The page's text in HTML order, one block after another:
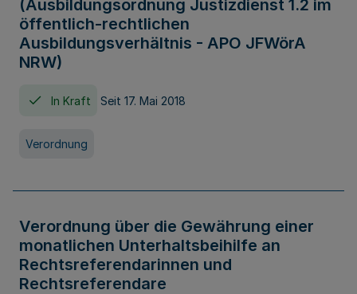
(Ausbildungsordnung Justizdienst 1.2 im
öffentlich-rechtlichen
Ausbildungsverhältnis - APO JFWörA
NRW)
In Kraft Seit 17. Mai 2018
Verordnung
Verordnung über die Gewährung einer
monatlichen Unterhaltsbeihilfe an
Rechtsreferendarinnen und
Rechtsreferendare